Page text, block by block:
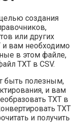
создания
или других
и вам необходимо
в этом файле,
TXT в CSV.
быть полезным,
и вам
TXT в
TXT
и получить